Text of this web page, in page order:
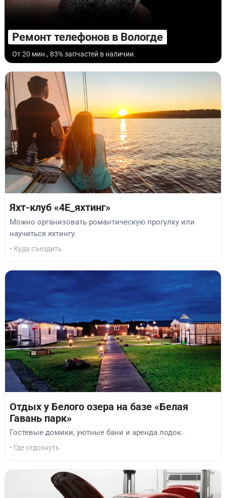
Ремонт телефонов в Вологде
От 20 мин., 83% запчастей в наличии.
Яхт-клуб «4Е_яхтинг»
Можно организовать романтическую прогулку или
научиться яхтингу.
• Куда съездить
Отдых у Белого озера на базе «Белая
Гавань парк»
Гостевые домики, уютные бани и аренда лодок.
• Где отдохнуть